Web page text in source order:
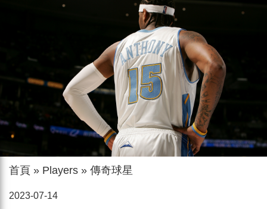
首頁 » Players » 傳奇球星
2023-07-14